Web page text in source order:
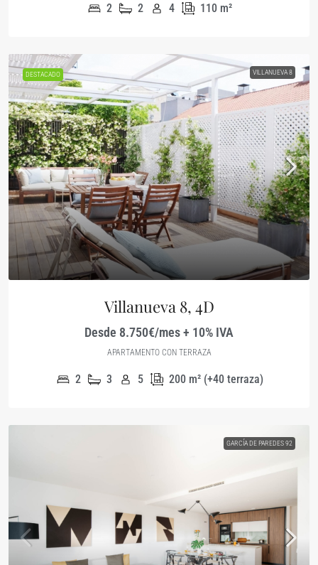
2 2 4 110 m²
DESTACADO VILLANUEVA 8
Villanueva 8, 4D
Desde 8.750€/mes + 10% IVA
APARTAMENTO CON TERRAZA
2 3 5 200 m² (+40 terraza)
GARCÍA DE PAREDES 92